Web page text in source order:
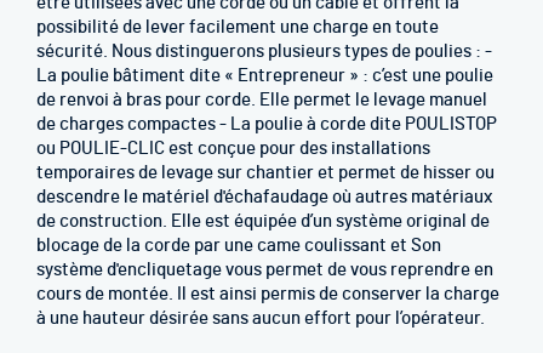
possibilité de lever facilement une charge en toute
sécurité. Nous distinguerons plusieurs types de poulies : -
La poulie bâtiment dite « Entrepreneur » : c’est une poulie
de renvoi à bras pour corde. Elle permet le levage manuel
de charges compactes - La poulie à corde dite POULISTOP
ou POULIE-CLIC est conçue pour des installations
temporaires de levage sur chantier et permet de hisser ou
descendre le matériel d'échafaudage où autres matériaux
de construction. Elle est équipée d’un système original de
blocage de la corde par une came coulissant et Son
système d'encliquetage vous permet de vous reprendre en
cours de montée. Il est ainsi permis de conserver la charge
à une hauteur désirée sans aucun effort pour l’opérateur.